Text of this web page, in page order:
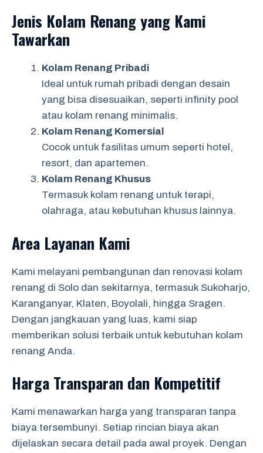
Jenis Kolam Renang yang Kami
Tawarkan
Kolam Renang Pribadi
Ideal untuk rumah pribadi dengan desain
yang bisa disesuaikan, seperti infinity pool
atau kolam renang minimalis.
Kolam Renang Komersial
Cocok untuk fasilitas umum seperti hotel,
resort, dan apartemen.
Kolam Renang Khusus
Termasuk kolam renang untuk terapi,
olahraga, atau kebutuhan khusus lainnya.
Area Layanan Kami
Kami melayani pembangunan dan renovasi kolam
renang di Solo dan sekitarnya, termasuk Sukoharjo,
Karanganyar, Klaten, Boyolali, hingga Sragen.
Dengan jangkauan yang luas, kami siap
memberikan solusi terbaik untuk kebutuhan kolam
renang Anda.
Harga Transparan dan Kompetitif
Kami menawarkan harga yang transparan tanpa
biaya tersembunyi. Setiap rincian biaya akan
dijelaskan secara detail pada awal proyek. Dengan